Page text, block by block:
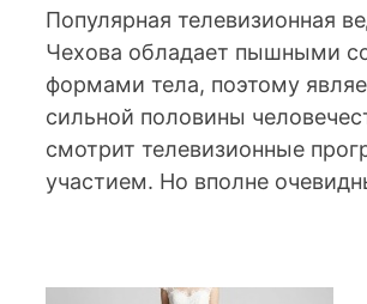
Популярная телевизионная
Чехова обладает пышными
формами тела, поэтому
сильной половины
смотрит телевизионные
участием. Но вполне